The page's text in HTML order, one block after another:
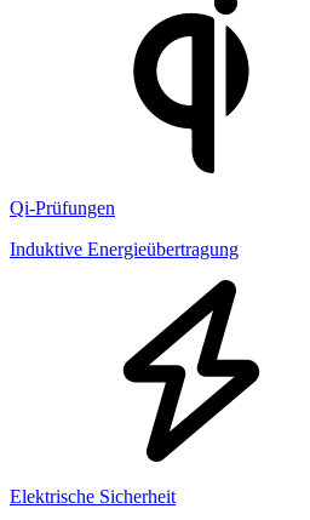
Qi-Prüfungen
Induktive Energieübertragung
Elektrische Sicherheit